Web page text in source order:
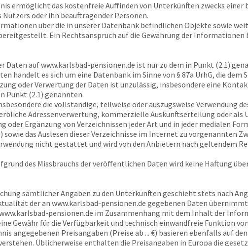
ermöglicht das kostenfreie Auffinden von Unterkünften zwecks
Nutzers oder ihn beauftragender Personen.
über die in unserer Datenbank befindlichen Objekte sowie
Ein Rechtsanspruch auf die Gewährung der
Daten aufwww.karlsbad-pensionen.de ist nur zu dem in Punkt (2.1)
handelt es sich um eine Datenbank im Sinne von § 87a UrhG, die dem
oder Verwertung der Daten ist unzulässig, insbesondere eine
Punkt (2.1) genannten.
die vollständige, teilweise oder auszugsweise Verwendung
Adressenverwertung, kommerzielle Auskunftserteilung oder
oder Ergänzung von Verzeichnissen jeder Art und in jeder medialen
das Auslesen dieser Verzeichnisse im Internet zu vorgenannten
nicht gestattet und wird von den Anbietern nach geltendem
des Missbrauchs der veröffentlichen Daten wird keine Haftung
sämtlicher Angaben zu den Unterkünften geschieht stets nach
der an www.karlsbad-pensionen.de gegebenen Daten übernimmt
pensionen.de im Zusammenhang mit dem Inhalt der
Gewähr für die Verfügbarkeit und technisch einwandfreie Funktion von
angegebenen Preisangaben (Preise ab ... €) basieren ebenfalls auf
Üblicherweise enthalten die Preisangaben in Europa die